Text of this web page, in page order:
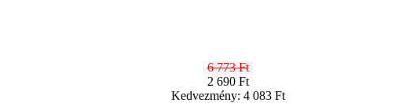
6 773 Ft
2 690 Ft
Kedvezmény: 4 083 Ft